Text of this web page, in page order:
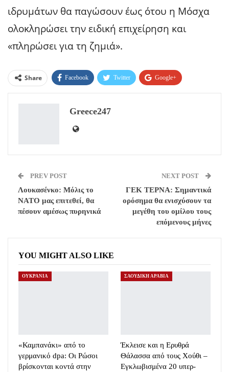
ιδρυμάτων θα παγώσουν έως ότου η Μόσχα
ολοκληρώσει την ειδική επιχείρηση και
«πληρώσει για τη ζημιά».
Share Facebook Twitter Google+
Greece247
PREV POST
Λουκασένκο: Μόλις το
ΝΑΤΟ μας επιτεθεί, θα
πέσουν αμέσως πυρηνικά
NEXT POST
ΓΕΚ ΤΕΡΝΑ: Σημαντικά
ορόσημα θα ενισχύσουν τα
μεγέθη του ομίλου τους
επόμενους μήνες
YOU MIGHT ALSO LIKE
ΟΥΚΡΑΝΙΑ
«Καμπανάκι» από το
γερμανικό dpa: Οι Ρώσοι
βρίσκονται κοντά στην
ΣΑΟΥΔΙΚΗ ΑΡΑΒΙΑ
Έκλεισε και η Ερυθρά
Θάλασσα από τους Χούθι –
Εγκλωβισμένα 20 υπερ-